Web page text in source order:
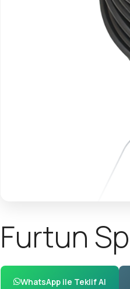
Furtun Sp
WhatsApp ile Teklif Al